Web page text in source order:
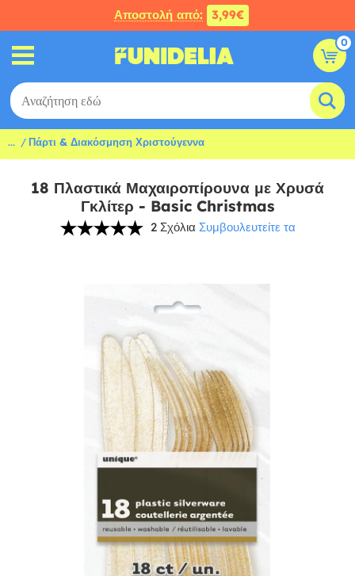
Αποστολή από: 3,99€
0
... Πάρτι & Διακόσμηση Χριστούγεννα
18 Πλαστικά Μαχαιροπίρουνα με Χρυσά
Γκλίτερ - Basic Christmas
2 Σχόλια Συμβουλευτείτε τα